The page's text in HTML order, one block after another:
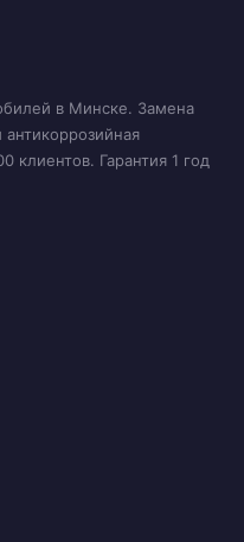
в Минске. Замена
клиентов. Гарантия 1 год